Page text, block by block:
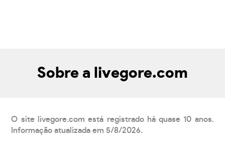
Sobre a livegore.com
O site livegore.com está registrado há quase 10 anos.
Informação atualizada em 5/8/2026.